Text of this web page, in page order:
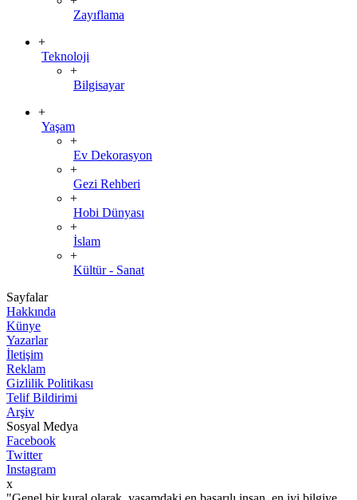
Zayıflama
+
Teknoloji
+
Bilgisayar
+
Yaşam
+
Ev Dekorasyon
+
Gezi Rehberi
+
Hobi Dünyası
+
İslam
+
Kültür - Sanat
Sayfalar
Hakkında
Künye
Yazarlar
İletişim
Reklam
Gizlilik Politikası
Telif Bildirimi
Arşiv
Sosyal Medya
Facebook
Twitter
Instagram
x